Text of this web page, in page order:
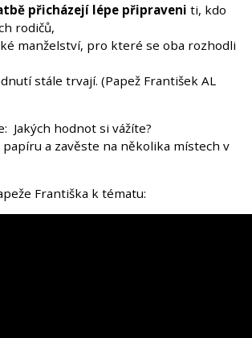
přicházejí lépe připraveni ti, kdo
rodičů,
manželství, pro které se oba rozhodli
stále trvají. (Papež František AL
Jakých hodnot si vážíte?
a zavěste na několika místech v
Františka k tématu: